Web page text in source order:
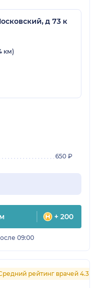
д 73 к
км)
650 ₽
+ 200
09:00
рейтинг врачей 4.3